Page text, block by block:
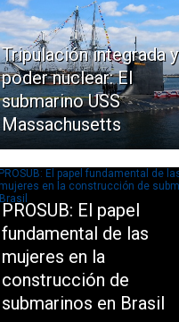
Tripulación integrada y
poder nuclear: El
submarino USS
Massachusetts
PROSUB: El papel
fundamental de las
mujeres en la
construcción de
submarinos en Brasil